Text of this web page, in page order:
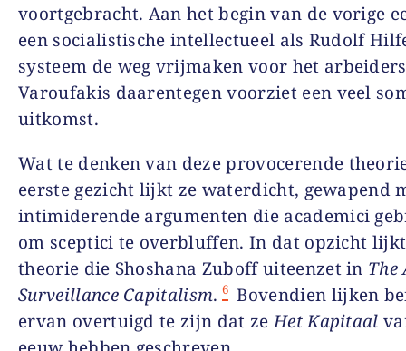
voortgebracht. Aan het begin van de vorige
een socialistische intellectueel als Rudolf
systeem de weg vrijmaken voor het
Varoufakis daarentegen voorziet een veel
uitkomst.
Wat te denken van deze provocerende
eerste gezicht lijkt ze waterdicht, gewapend
intimiderende argumenten die academici
om sceptici te overbluffen. In dat opzicht
theorie die Shoshana Zuboff uiteenzet in The
Surveillance Capitalism. 6 Bovendien lijken
ervan overtuigd te zijn dat zeHet Kapitaal